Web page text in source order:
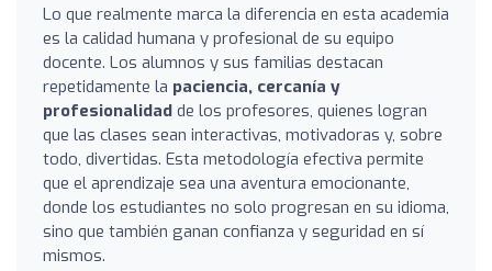
Lo que realmente marca la diferencia en esta academia
es la calidad humana y profesional de su equipo
docente. Los alumnos y sus familias destacan
repetidamente la paciencia, cercanía y
profesionalidad de los profesores, quienes logran
que las clases sean interactivas, motivadoras y, sobre
todo, divertidas. Esta metodología efectiva permite
que el aprendizaje sea una aventura emocionante,
donde los estudiantes no solo progresan en su idioma,
sino que también ganan confianza y seguridad en sí
mismos.